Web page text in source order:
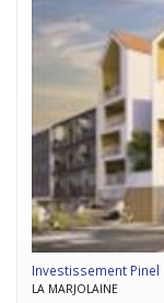
Investissement Pinel
LA MARJOLAINE